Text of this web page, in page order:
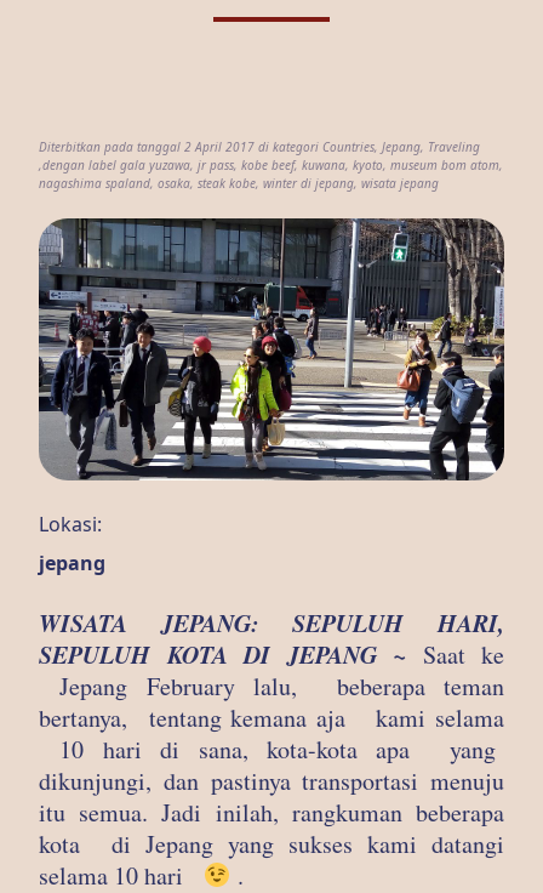
Diterbitkan pada tanggal 2 April 2017 di kategori Countries, Jepang, Traveling
,dengan label gala yuzawa, jr pass, kobe beef, kuwana, kyoto, museum bom atom,
nagashima spaland, osaka, steak kobe, winter di jepang, wisata jepang
Lokasi:
jepang
WISATA JEPANG: SEPULUH HARI,
SEPULUH KOTA DI JEPANG ~ Saat ke
Jepang February lalu, beberapa teman
bertanya, tentang kemana aja kami selama
10 hari di sana, kota-kota apa yang
dikunjungi, dan pastinya transportasi menuju
itu semua. Jadi inilah, rangkuman beberapa
kota di Jepang yang sukses kami datangi
selama 10 hari
.